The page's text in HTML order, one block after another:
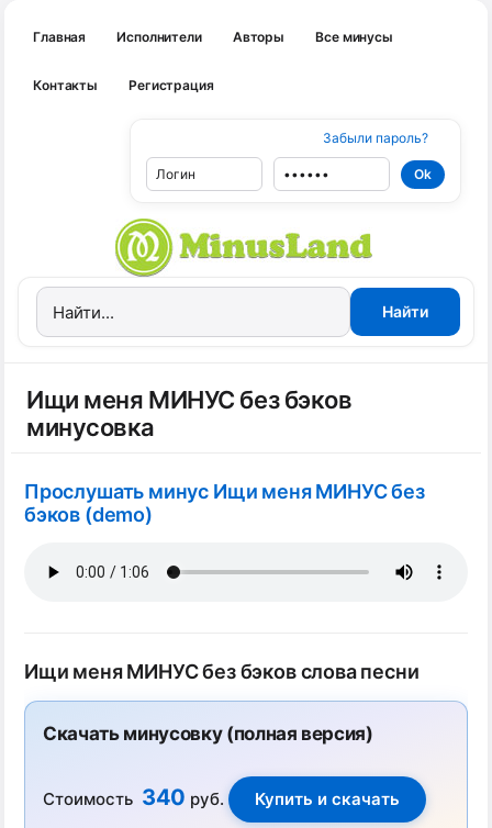
Главная Исполнители Авторы Все минусы
Контакты Регистрация
Забыли пароль?
Ищи меня МИНУС без бэков
минусовка
Прослушать минус Ищи меня МИНУС без
бэков (demo)
Ищи меня МИНУС без бэков слова песни
Скачать минусовку (полная версия)
Стоимость 340 руб.